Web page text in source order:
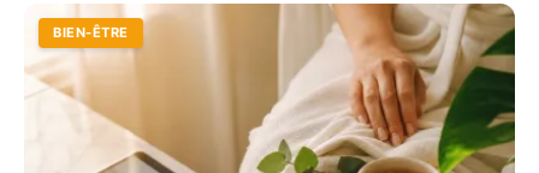
BIEN-ÊTRE